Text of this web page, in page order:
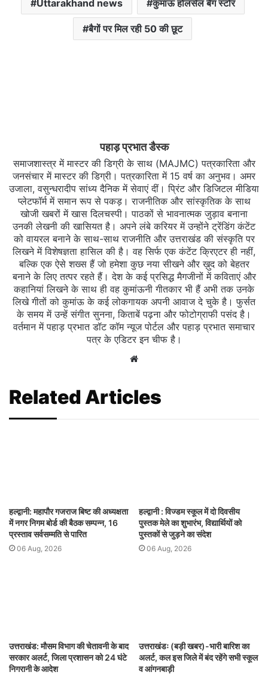
Uttarakhand news कुमांऊ होलसेल बैग स्टोर
बैगों पर मिल रही 50 की छूट
पहाड़ प्रभात डैस्क
समाजशास्त्र में मास्टर की डिग्री के साथ (MAJMC) पत्रकारिता और
जनसंचार में मास्टर की डिग्री। पत्रकारिता में 15 वर्ष का अनुभव। अमर
उजाला, वसुन्धरादीप सांध्य दैनिक में सेवाएं दीं। प्रिंट और डिजिटल मीडिया
प्लेटफॉर्म में समान रूप से पकड़। राजनीतिक और सांस्कृतिक के साथ
खोजी खबरों में खास दिलचस्‍पी। पाठकों से भावनात्मक जुड़ाव बनाना
उनकी लेखनी की खासियत है। अपने लंबे करियर में उन्होंने ट्रेंडिंग कंटेंट
को वायरल बनाने के साथ-साथ राजनीति और उत्तराखंड की संस्कृति पर
लिखने में विशेषज्ञता हासिल की है। वह सिर्फ एक कंटेंट क्रिएटर ही नहीं,
बल्कि एक ऐसे शख्स हैं जो हमेशा कुछ नया सीखने और ख़ुद को बेहतर
बनाने के लिए तत्पर रहते हैं। देश के कई प्रसिद्ध मैगजीनों में कविताएं और
कहानियां लिखने के साथ ही वह कुमांऊनी गीतकार भी हैं अभी तक उनके
लिखे गीतों को कुमांऊ के कई लोकगायक अपनी आवाज दे चुके है। फुर्सत
के समय में उन्हें संगीत सुनना, किताबें पढ़ना और फोटोग्राफी पसंद है।
वर्तमान में पहाड़ प्रभात डॉट कॉम न्यूज पोर्टल और पहाड़ प्रभात समाचार
पत्र के एडिटर इन चीफ है।
Website
Related Articles
हल्द्वानी: महापौर गजराज बिष्ट की अध्यक्षता
में नगर निगम बोर्ड की बैठक सम्पन्न, 16
प्रस्ताव सर्वसम्मति से पारित
06 Aug, 2026
हल्द्वानी : विज्डम स्कूल में दो दिवसीय
पुस्तक मेले का शुभारंभ, विद्यार्थियों को
पुस्तकों से जुड़ने का संदेश
06 Aug, 2026
उत्तराखंड: मौसम विभाग की चेतावनी के बाद
सरकार अलर्ट, जिला प्रशासन को 24 घंटे
निगरानी के आदेश
उत्तराखंडः (बड़ी खबर)-भारी बारिश का
अलर्ट, कल इस जिले में बंद रहेंगे सभी स्कूल
व आंगनबाड़ी